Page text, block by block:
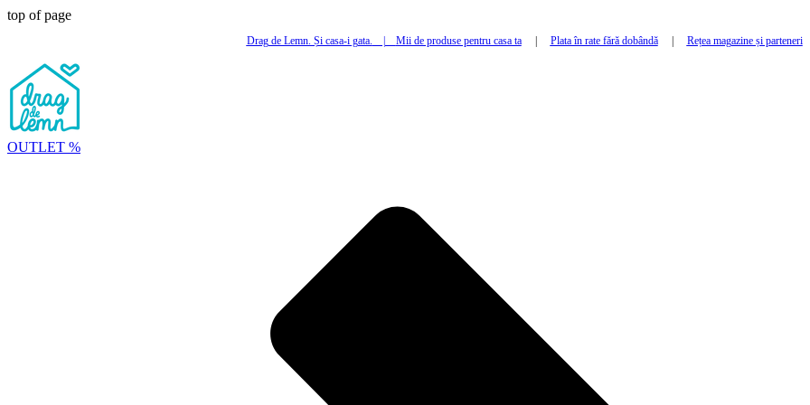
top of page
Drag de Lemn. Și casa-i gata. Mii de produse pentru casa ta| Plata în rate fără dobândă| Rețea magazine și parteneri
OUTLET %